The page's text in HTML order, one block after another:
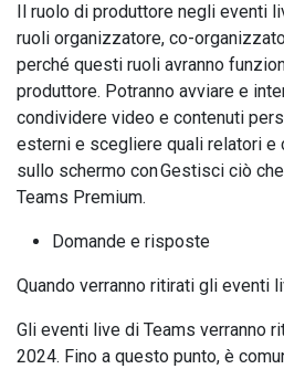
Il ruolo di produttore negli eventi
ruoli organizzatore, co-
perché questi ruoli avranno
produttore. Potranno avviare e
condividere video e contenuti
esterni e scegliere quali relatori e
sullo schermo con Gestisci ciò
Teams Premium.
Domande e risposte
Quando verranno ritirati gli eventi
Gli eventi live di Teams verranno
2024. Fino a questo punto, è